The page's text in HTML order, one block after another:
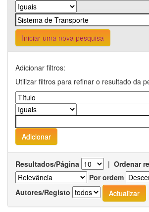
Iniciar uma nova pesquisa
Adicionar filtros:
Utilizar filtros para refinar o resultado da
Resultados/Página | Ordenar
Por ordem
Autores/Registo